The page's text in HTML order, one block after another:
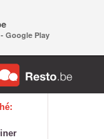
Google Play